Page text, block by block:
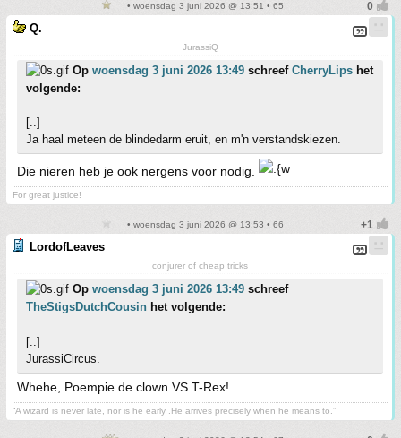
• woensdag 3 juni 2026 @ 13:51 • 65
Q.
JurassiQ
Op woensdag 3 juni 2026 13:49 schreef CherryLips het
volgende:
[..]
Ja haal meteen de blindedarm eruit, en m'n verstandskiezen.
Die nieren heb je ook nergens voor nodig.
For great justice!
• woensdag 3 juni 2026 @ 13:53 • 66
LordofLeaves
conjurer of cheap tricks
Op woensdag 3 juni 2026 13:49 schreef
TheStigsDutchCousin het volgende:
[..]
JurassiCircus.
Whehe, Poempie de clown VS T-Rex!
“A wizard is never late, nor is he early .He arrives precisely when he means to.”